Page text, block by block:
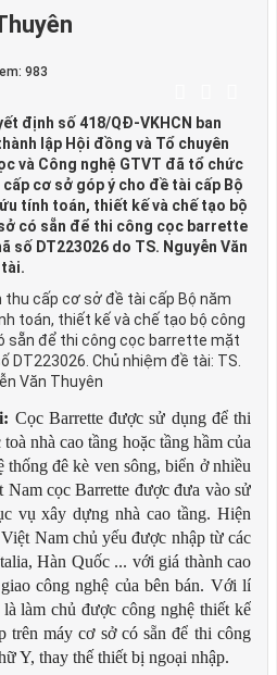
983
định số 418/QĐ-VKHCN ban
lập Hội đồng và Tổ chuyên
và Công nghệ GTVT đã tổ chức
cơ sở góp ý cho đề tài cấp Bộ
tính toán, thiết kế và chế tạo bộ
có sẵn để thi công cọc barrette
số DT223026 do TS. Nguyễn Văn
Cọc Barrette được sử dụng để thi
nhà cao tầng hoặc tầng hầm của
thống đê kè ven sông, biển ở nhiều
cọc Barrette được đưa vào sử
vụ xây dựng nhà cao tầng. Hiện
Nam chủ yếu được nhập từ các
Hàn Quốc ... với giá thành cao
công nghệ của bên bán. Với lí
làm chủ được công nghệ thiết kế
trên máy cơ sở có sẵn để thi công
Y, thay thế thiết bị ngoại nhập.